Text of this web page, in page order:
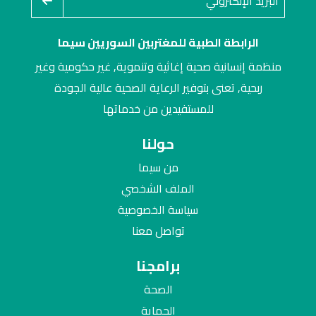
الرابطة الطبية للمغتربين السوريين سيما
منظمة إنسانية صحية إغاثية وتنموية, غير حكومية وغير
ربحية, تعنى بتوفير الرعاية الصحية عالية الجودة
للمستفيدين من خدماتها
حولنا
من سيما
الملف الشخصي
سياسة الخصوصية
تواصل معنا
برامجنا
الصحة
الحماية